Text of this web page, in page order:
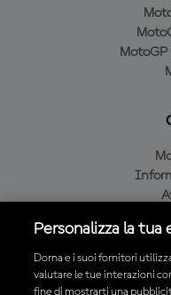
MotoGP
Personalizza la tua
Dorna e i suoi fornitori
valutare le tue interazioni
fine di mostrarti una